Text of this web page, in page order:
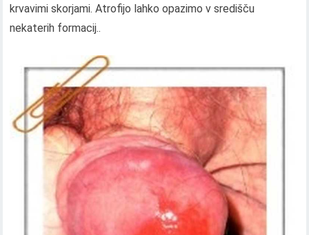
krvavimi skorjami. Atrofijo lahko opazimo v središču
nekaterih formacij..